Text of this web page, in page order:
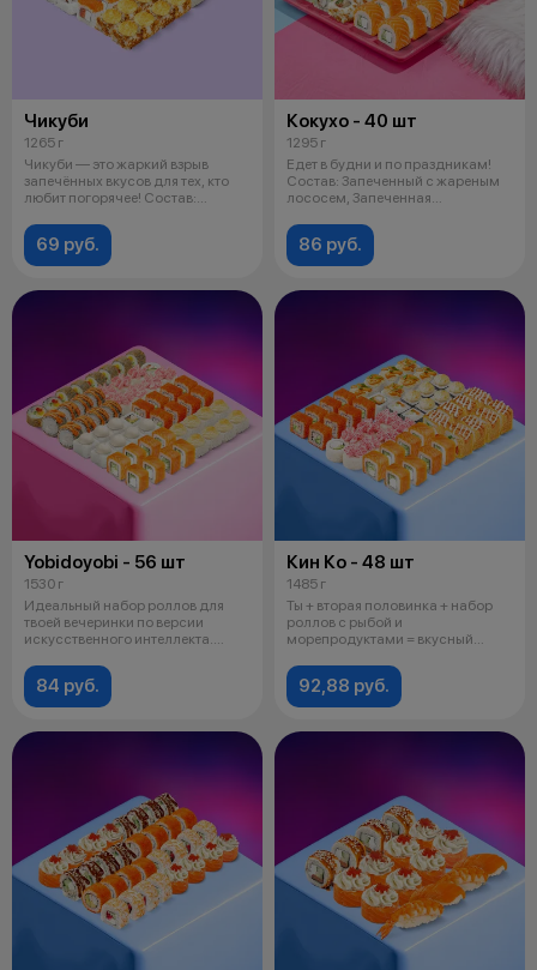
Чикуби
1265 г
Чикуби — это жаркий взрыв
запечённых вкусов для тех, кто
любит погорячее! Состав:
69 руб.
Кокухо - 40 шт
1295 г
Едет в будни и по праздникам!
Состав: Запеченный с жареным
лососем, Запеченная
86 руб.
Yobidoyobi - 56 шт
1530 г
Идеальный набор роллов для
твоей вечеринки по версии
искусственного интеллекта.
84 руб.
Кин Ко - 48 шт
1485 г
Ты + вторая половинка + набор
роллов с рыбой и
морепродуктами = вкусный
92,88 руб.